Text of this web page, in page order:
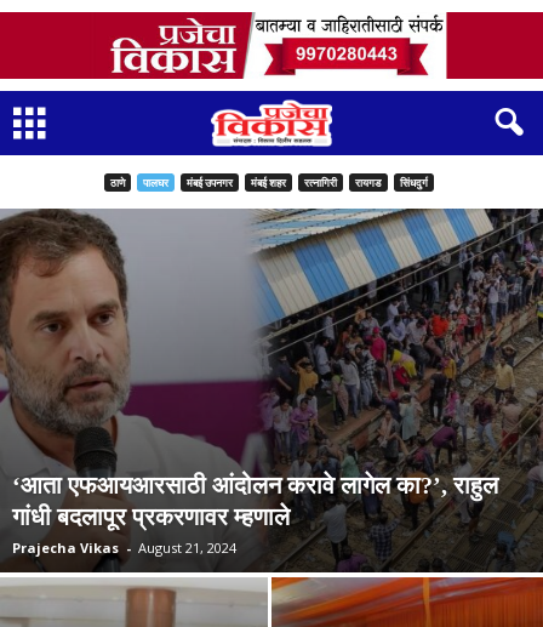
ठाणे पालघर मंबई उपनगर मंबई शहर रत्नागिरी रायगड सिंधदुर्ग
‘आता एफआयआरसाठी आंदोलन करावे लागेल का?’, राहुल
गांधी बदलापूर प्रकरणावर म्हणाले
Prajecha Vikas - August 21, 2024